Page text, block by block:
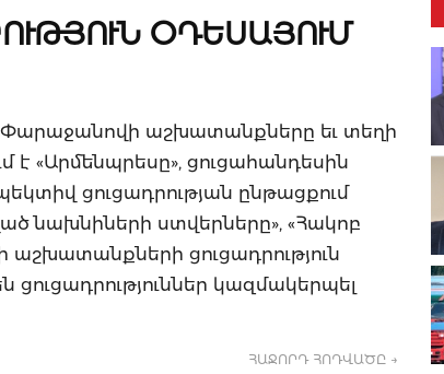
ՕԴԵՍԱՅՈՒՄ
Փարաջանովի աշխատանքները եւ տեղի
է «Արմենպրեսը», ցուցահանդեսին
ցուցադրության ընթացքում
նախնիների ստվերները», «Հակոբ
աշխատանքների ցուցադրություն
կազմակերպել
ՀԱՋՈՐԴ ՀՈԴՎԱԾԸ →